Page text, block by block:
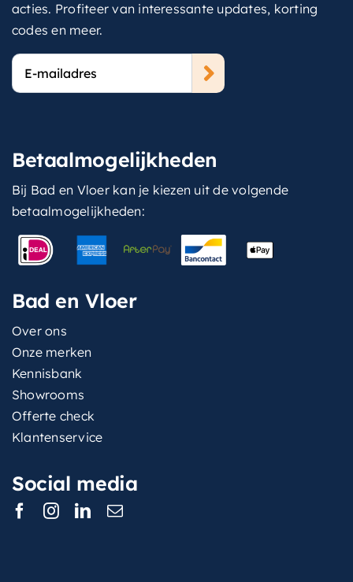
acties. Profiteer van interessante updates, korting
codes en meer.
E-
mailadres
Betaalmogelijkheden
Bij Bad en Vloer kan je kiezen uit de volgende
betaalmogelijkheden:
Bad en Vloer
Over ons
Onze merken
Kennisbank
Showrooms
Offerte check
Klantenservice
Social media